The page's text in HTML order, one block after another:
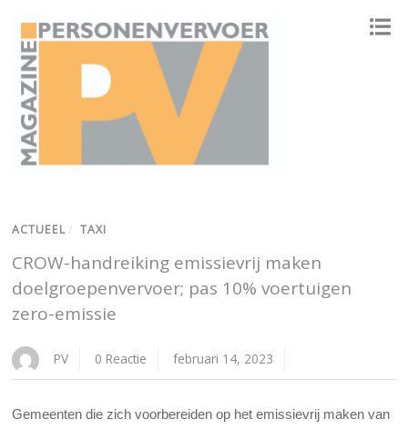
ACTUEEL / TAXI
CROW-handreiking emissievrij maken
doelgroepenvervoer; pas 10% voertuigen
zero-emissie
PV 0 Reactie februari 14, 2023
Gemeenten die zich voorbereiden op het emissievrij maken van